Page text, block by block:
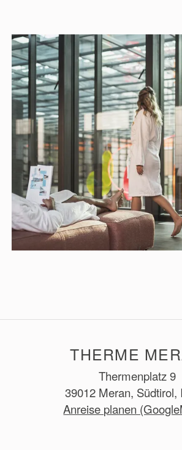
Thermenplatz 9
39012 Meran, Südtirol,
Anreise planen
THERME